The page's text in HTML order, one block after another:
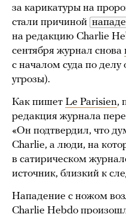
за карикатуры на
стали причиной
на редакцию Charlie
сентября журнал снова
с началом суда по делу
угрозы).
Как пишет Le Parisien,
редакция журнала
«Он подтвердил, что
Charlie, а люди, на
в сатирическом
источник, близкий к
Нападение с ножом
Charlie Hebdo